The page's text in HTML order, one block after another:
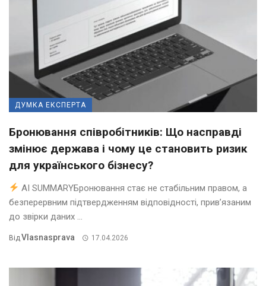
ДУМКА ЕКСПЕРТА
Бронювання співробітників: Що насправді
змінює держава і чому це становить ризик
для українського бізнесу?
AI SUMMARYБронювання стає не стабільним правом, а
безперервним підтвердженням відповідності, прив’язаним
до звірки даних ...
ВідVlasnasprava 17.04.2026